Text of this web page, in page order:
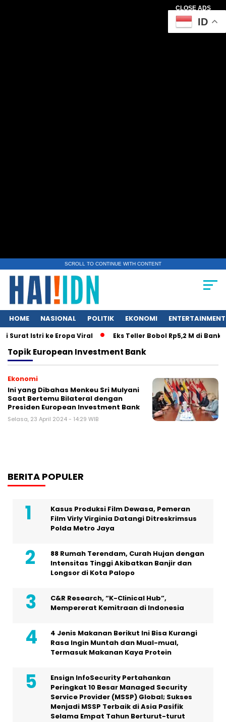
CLOSE ADS
SCROLL TO CONTINUE WITH CONTENT
HOME NASIONAL POLITIK EKONOMI ENTERTAINMENT
Surat Istri ke Eropa Viral Eks Teller Bobol Rp5,2 M di Bank
TopikEuropean Investment Bank
Ekonomi
Ini yang Dibahas Menkeu Sri Mulyani
Saat Bertemu Bilateral dengan
Presiden European Investment Bank
Selasa, 23 April 2024 - 14:29 WIB
BERITA POPULER
Kasus Produksi Film Dewasa, Pemeran
Film Virly Virginia Datangi Ditreskrimsus
Polda Metro Jaya
88 Rumah Terendam, Curah Hujan dengan
Intensitas Tinggi Akibatkan Banjir dan
Longsor di Kota Palopo
C&R Research, “K-Clinical Hub”,
Mempererat Kemitraan di Indonesia
4 Jenis Makanan Berikut Ini Bisa Kurangi
Rasa Ingin Muntah dan Mual-mual,
Termasuk Makanan Kaya Protein
Ensign InfoSecurity Pertahankan
Peringkat 10 Besar Managed Security
Service Provider (MSSP) Global; Sukses
Menjadi MSSP Terbaik di Asia Pasifik
Selama Empat Tahun Berturut-turut
ID